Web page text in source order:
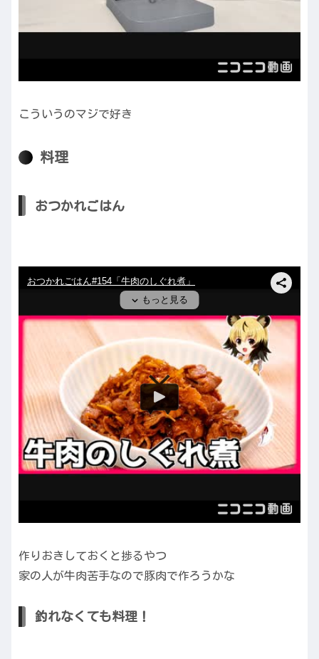
こういうのマジで好き
料理
おつかれごはん
作りおきしておくと捗るやつ
家の人が牛肉苦手なので豚肉で作ろうかな
釣れなくても料理！